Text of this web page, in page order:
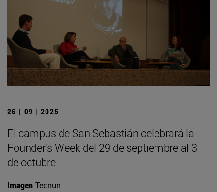
26 | 09 | 2025
El campus de San Sebastián celebrará la
Founder's Week del 29 de septiembre al 3
de octubre
Imagen Tecnun